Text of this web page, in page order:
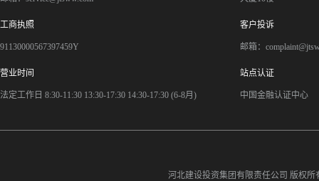
工商执照
91130000567397459Y
客户投诉
邮箱：
营业时间
法定工作日 8:30-11:30 13:30-17:30 14:30-17:30 (6-8月)
站点认证
中国金融认证中心
河北建设投资集团有限责任公司 版权所